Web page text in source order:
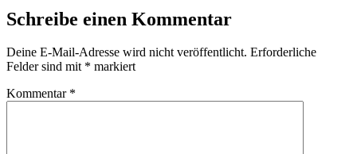
Schreibe einen Kommentar
Deine E-Mail-Adresse wird nicht veröffentlicht. Erforderliche
Felder sind mit * markiert
Kommentar *